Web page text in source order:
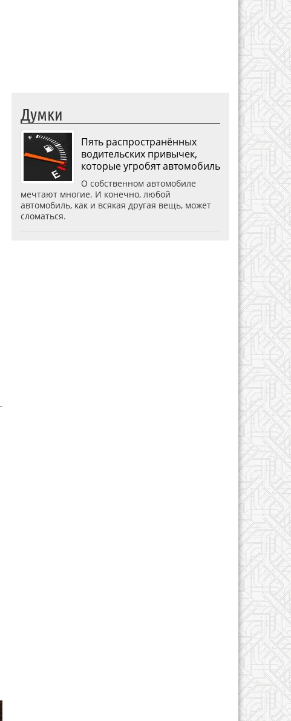
Думки
Пять распространённых
водительских привычек,
которые угробят автомобиль
О собственном автомобиле
мечтают многие. И конечно, любой
автомобиль, как и всякая другая вещь, может
сломаться.